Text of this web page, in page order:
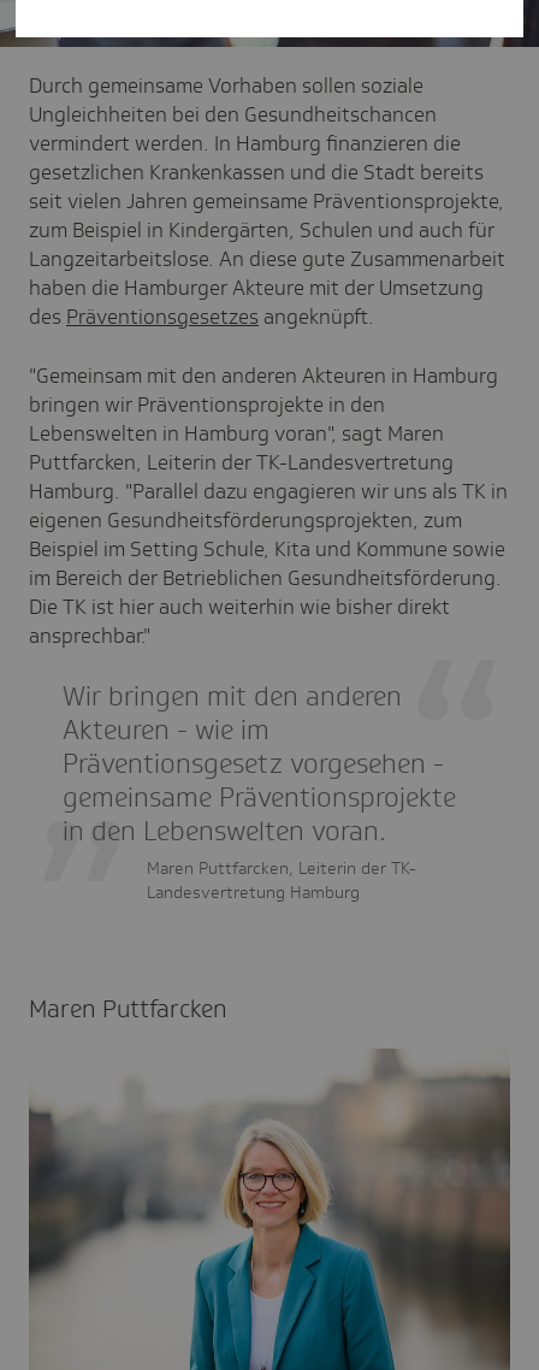
Durch gemeinsame Vorhaben sollen soziale
Ungleichheiten bei den Gesundheitschancen
vermindert werden. In Hamburg finanzieren die
gesetzlichen Krankenkassen und die Stadt bereits
seit vielen Jahren gemeinsame Präventionsprojekte,
zum Beispiel in Kindergärten, Schulen und auch für
Langzeitarbeitslose. An diese gute Zusammenarbeit
haben die Hamburger Akteure mit der Umsetzung
des Präventionsgesetzes angeknüpft.
"Gemeinsam mit den anderen Akteuren in Hamburg
bringen wir Präventionsprojekte in den
Lebenswelten in Hamburg voran", sagt Maren
Puttfarcken, Leiterin der TK-Landesvertretung
Hamburg. "Parallel dazu engagieren wir uns als TK in
eigenen Gesundheitsförderungsprojekten, zum
Beispiel im Setting Schule, Kita und Kommune sowie
im Bereich der Betrieblichen Gesundheitsförderung.
Die TK ist hier auch weiterhin wie bisher direkt
ansprechbar."
Wir bringen mit den anderen
Akteuren - wie im
Präventionsgesetz vorgesehen -
gemeinsame Präventionsprojekte
in den Lebenswelten voran.
Maren Puttfarcken, Leiterin der TK-
Landesvertretung Hamburg
Maren Puttfarcken